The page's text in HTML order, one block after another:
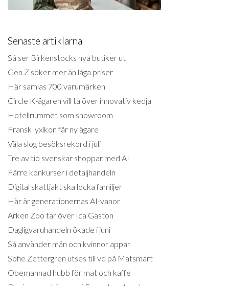
Senaste artiklarna
Så ser Birkenstocks nya butiker ut
Gen Z söker mer än låga priser
Här samlas 700 varumärken
Circle K-ägaren vill ta över innovativ kedja
Hotellrummet som showroom
Fransk lyxikon får ny ägare
Väla slog besöksrekord i juli
Tre av tio svenskar shoppar med AI
Färre konkurser i detaljhandeln
Digital skattjakt ska locka familjer
Här är generationernas AI-vanor
Arken Zoo tar över Ica Gaston
Dagligvaruhandeln ökade i juni
Så använder män och kvinnor appar
Sofie Zettergren utses till vd på Matsmart
Obemannad hubb för mat och kaffe